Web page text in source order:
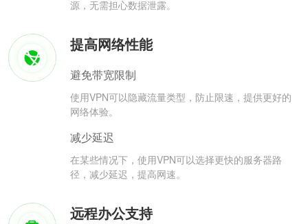
源，无需担心数据泄露。
提高网络性能
避免带宽限制
使用VPN可以隐藏流量类型，防止限速，提供更好的
网络体验。
减少延迟
在某些情况下，使用VPN可以选择更快的服务器路
径，减少延迟，提高网速。
远程办公支持